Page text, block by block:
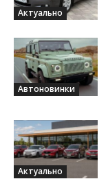
Актуально
Автоновинки
Актуально